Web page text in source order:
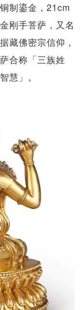
制鎏金，21cm
刚手菩萨，又名
藏佛密宗信仰，
合称「三族姓
慧」。